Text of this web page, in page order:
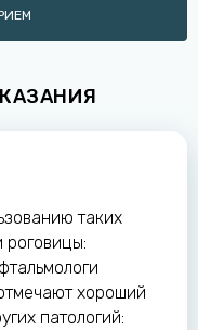
таких
хороший
патологий: